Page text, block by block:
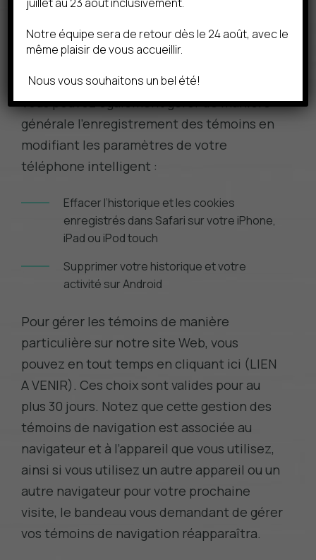
How to clear browser
Vous pouvez également gérer de manière
générale l’enregistrement des témoins en
modifiant les paramètres de votre
téléphone intelligent :
Effacer l’historique et les cookies
enregistrés dans Safari sur votre iPhone,
iPad ou iPod touch
Supprimer votre historique et votre
activité sur Android
Pour gérer les témoins de manière
particulière sur notre site Web, vous
pouvez en tout temps en cliquant ici (LIEN
A VENIR) . Ces choix sont valides pour au
plus 30 jours. Notez que cette gestion des
témoins de navigation est associée au
navigateur et à l’appareil que vous utilisez,
ainsi si vous utilisez un autre appareil ou un
autre navigateur pour votre prochaine
visite, le bandeau vous demandant de gérer
vos témoins de navigation réapparaîtra.
Notre équipe sera de retour dès le 24 août, avec le
même plaisir de vous accueillir.
Nous vous souhaitons un bel été!